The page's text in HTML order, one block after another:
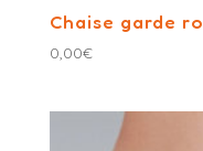
Chaise garde
0,00€